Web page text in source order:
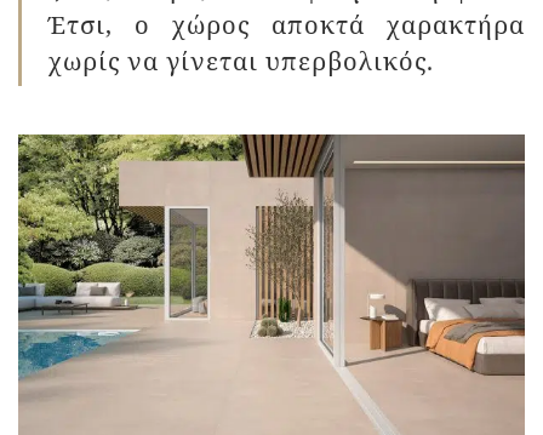
Έτσι, ο χώρος αποκτά χαρακτήρα
χωρίς να γίνεται υπερβολικός.